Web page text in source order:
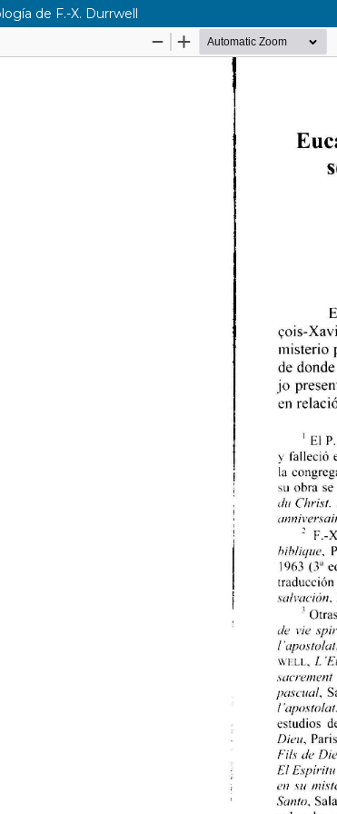
de F.-X. Durrwell